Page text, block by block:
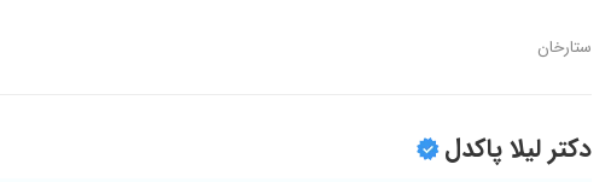
ستارخان
دکتر لیلا پاکدل